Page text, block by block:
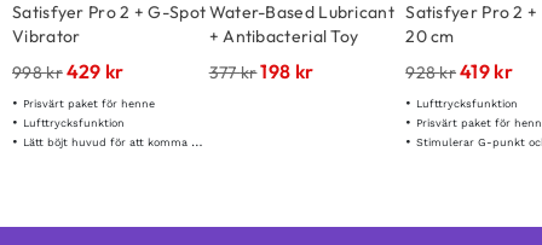
Satisfyer Pro 2 + G-Spot
Vibrator
998kr429 kr
Prisvärt paket för henne
Lufttrycksfunktion
Lätt böjt huvud för att komma åt de rätta punkterna
Water-Based Lubricant
+ Antibacterial Toy
Cleaner + Warming
Massage Oil 3 x 150 ml
377kr198 kr
Satisfyer Pro 2 +
20 cm
928kr419 kr
Lufttrycksfunktion
Prisvärt paket för
Stimulerar G-punkt